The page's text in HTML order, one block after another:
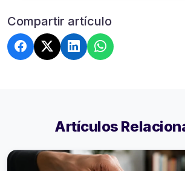
Compartir artículo
Artículos